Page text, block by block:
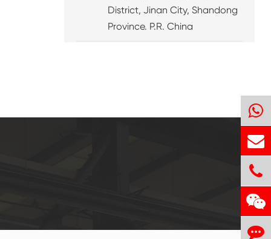
District, Jinan City, Shandong
Province. P.R. China